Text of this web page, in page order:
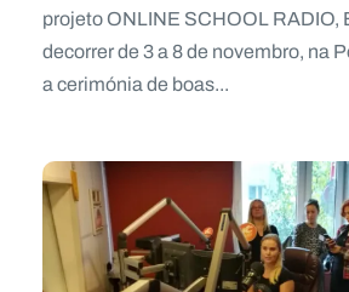
projeto ONLINE SCHOOL RADIO,
decorrer de 3 a 8 de novembro, na
a cerimónia de boas...